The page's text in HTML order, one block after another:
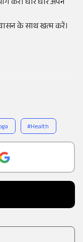
के साथ खत्म करें।
#Health